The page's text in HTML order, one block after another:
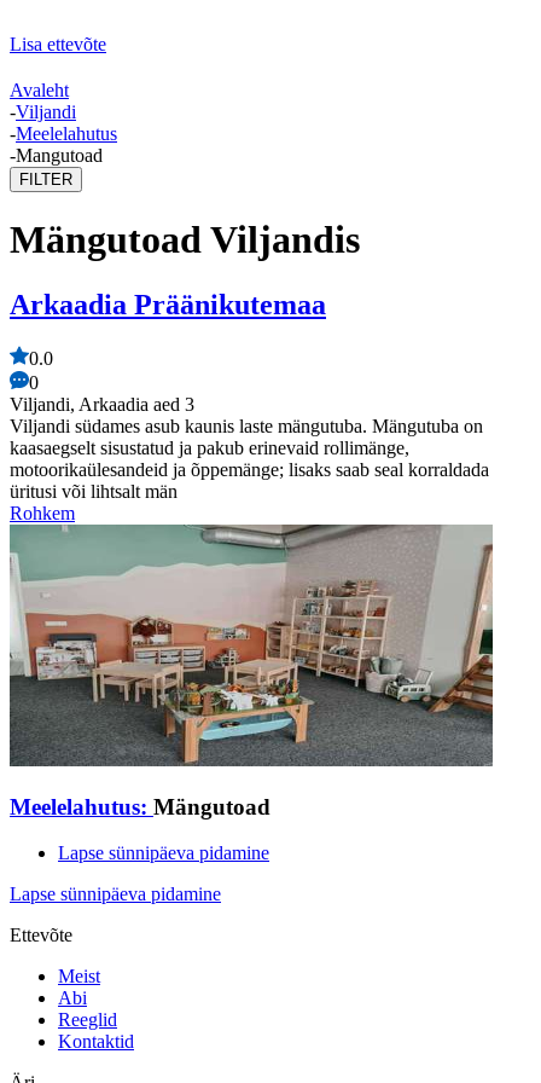
Lisa ettevõte
Avaleht
-Viljandi
-Meelelahutus
-Mangutoad
FILTER
Mängutoad Viljandis
Arkaadia Präänikutemaa
0.0
0
Viljandi, Arkaadia aed 3
Viljandi südames asub kaunis laste mängutuba. Mängutuba on
kaasaegselt sisustatud ja pakub erinevaid rollimänge,
motoorikaülesandeid ja õppemänge; lisaks saab seal korraldada
üritusi või lihtsalt män
Rohkem
Meelelahutus: Mängutoad
Lapse sünnipäeva pidamine
Lapse sünnipäeva pidamine
Ettevõte
Meist
Abi
Reeglid
Kontaktid